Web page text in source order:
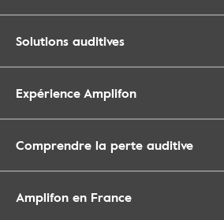
Solutions auditives
Expérience Amplifon
Comprendre la perte auditive
Amplifon en France